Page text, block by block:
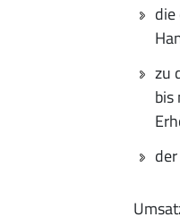
zu
bis